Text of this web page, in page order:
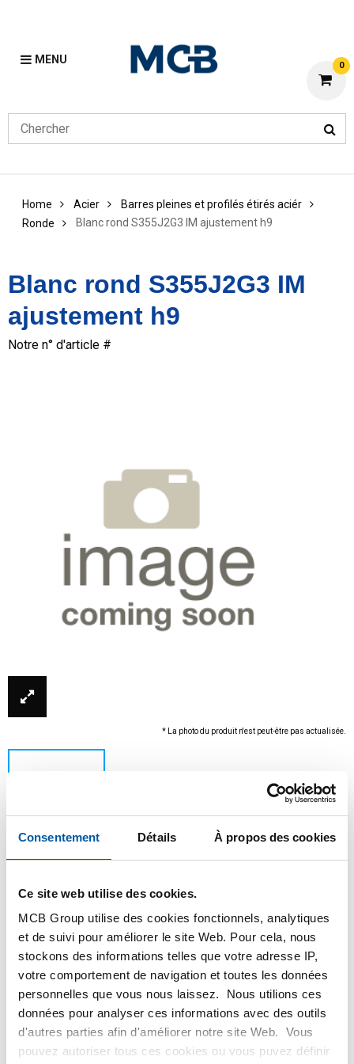
Consentement Détails À propos des cookies
Ce site web utilise des cookies.
MCB Group utilise des cookies fonctionnels, analytiques
et de suivi pour améliorer le site Web. Pour cela, nous
stockons des informations telles que votre adresse IP,
votre comportement de navigation et toutes les données
personnelles que vous nous laissez. Nous utilions ces
données pour analyser ces informations avec des outils
d'autres parties afin d'améliorer notre site Web. Vous
pouvez autoriser tous ces cookies ou vous puvez définir
MENU 0
Home Acier
Barres pleines et profilés étirés aciér
Ronde
Blanc rond S355J2G3 IM ajustement h9
Blanc rond S355J2G3 IM
ajustement h9
Notre n° d'article #
* La photo du produit n'est peut-être pas actualisée.
Ce produit ne peut être commandé en ligne, pour
plus d'information, veuillez contacter notre
service client.
Commandez avec vos propres numéros d’articles
Calculez avec les prix MCB actuels
Suivez votre commande avec Track&Trace